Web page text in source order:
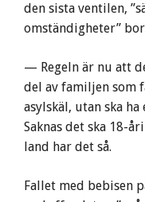
den sista ventilen,
omständigheter”
— Regeln är nu att
del av familjen som
asylskäl, utan ska
Saknas det ska 18-
land har det så.
Fallet med bebisen